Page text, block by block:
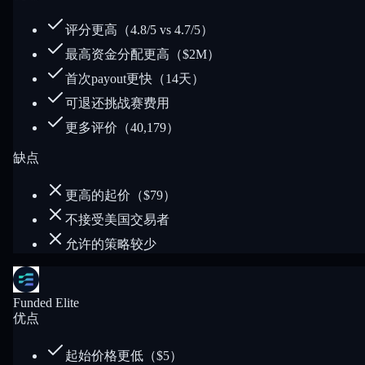
评分更高（4.8/5 vs 4.7/5）
最高资金分配更高（$2M）
首次payout更快（14天）
可退还挑战赛费用
更多评价（40,179）
缺点
更高的起价（$79）
不接受美国交易者
允许的策略较少
Funded Elite
优点
起始价格更低（$5）